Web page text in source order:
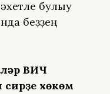
булыу
беҙҙең
ВИЧ
хөкөм